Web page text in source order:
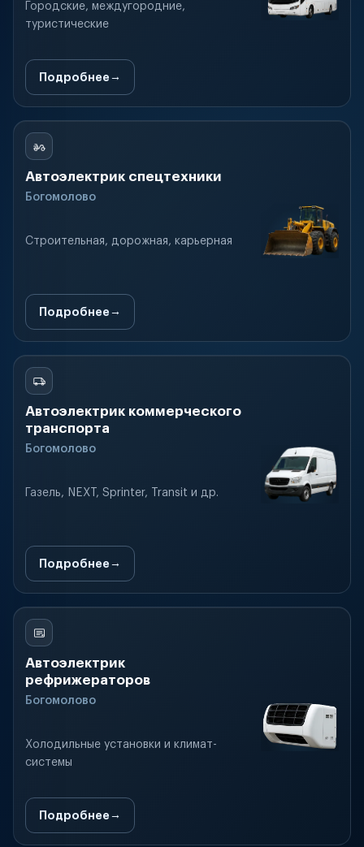
Городские, междугородние,
туристические
Подробнее
Автоэлектрик спецтехники
Богомолово
Строительная, дорожная, карьерная
Подробнее
Автоэлектрик коммерческого
транспорта
Богомолово
Газель, NEXT, Sprinter, Transit и др.
Подробнее
Автоэлектрик
рефрижераторов
Богомолово
Холодильные установки и климат-
системы
Подробнее